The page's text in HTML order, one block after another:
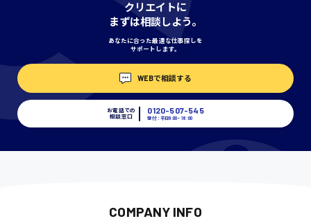
クリエイトに
まずは相談しよう。
あなたに合った最適な仕事探しを
サポートします。
WEBで相談する
お電話での
相談窓口
0120-507-545
受付：平日9:00 - 18:00
COMPANY INFO